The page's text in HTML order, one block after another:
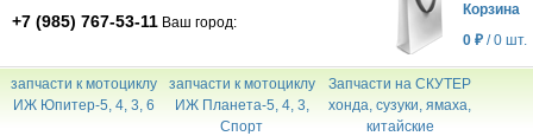
+7 (985) 767-53-11 Ваш город:
Корзина
0 ₽ /0 шт.
запчасти к мотоциклу
ИЖ Юпитер-5, 4, 3, 6
запчасти к мотоциклу
ИЖ Планета-5, 4, 3,
Спорт
Запчасти на СКУТЕР
хонда, сузуки, ямаха,
китайские